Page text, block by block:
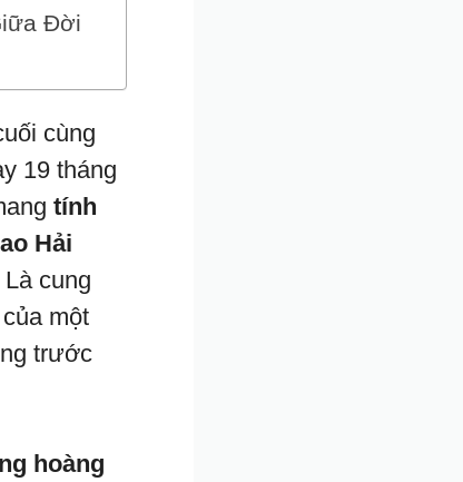
Đời
cùng
19 tháng
tính
Hải
cung
một
trước
hoàng